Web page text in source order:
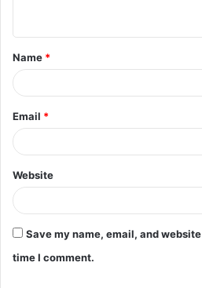
t
*
Name *
Email *
Website
Save my name, email, and
time I comment.